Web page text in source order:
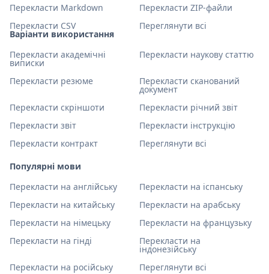
Варіанти використання
Перекласти академічні
виписки
Перекласти наукову статтю
Перекласти резюме Перекласти сканований
документ
Перекласти скріншоти
Перекласти річний звіт
Перекласти звіт
Перекласти інструкцію
Перекласти контракт
Переглянути всі
Популярні мови
Перекласти на англійську
Перекласти на іспанську
Перекласти на китайську
Перекласти на арабську
Перекласти на німецьку
Перекласти на французьку
Перекласти на гінді
Перекласти на
індонезійську
Перекласти на російську
Переглянути всі
Перекласти Markdown
Перекласти ZIP-файли
Перекласти CSV
Переглянути всі